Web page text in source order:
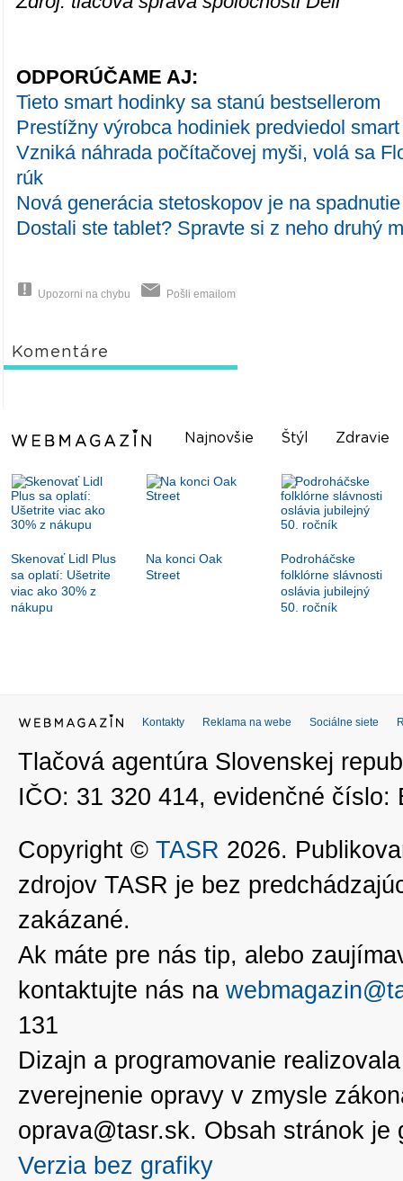
ODPORÚČAME AJ:
Tieto smart hodinky sa stanú bestsellerom
Prestížny výrobca hodiniek predviedol
Vzniká náhrada počítačovej myši, volá sa
rúk
Nová generácia stetoskopov je na spadnutie
Dostali ste tablet? Spravte si z neho druhý
Upozorni na chybu Pošli emailom
Komentáre
Najnovšie Štýl Zdravie
Skenovať Lidl Plus
sa oplatí: Ušetrite
viac ako 30% z
nákupu
Na konci Oak
Street
Podroháčske
folklórne slávnosti
oslávia jubilejný
50. ročník
Kontakty Reklama na webe Sociálne siete
Tlačová agentúra Slovenskej
IČO: 31 320 414, evidenčné číslo:
Copyright © TASR 2026.
zdrojov TASR je bez
zakázané.
Ak máte pre nás tip, alebo
kontaktujte nás na
131
Dizajn a programovanie
zverejnenie opravy v zmysle
oprava@tasr.sk. Obsah stránok
Verzia bez grafiky